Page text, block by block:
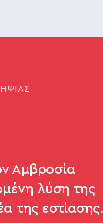
Αμβροσία
λύση της
της εστίασης.